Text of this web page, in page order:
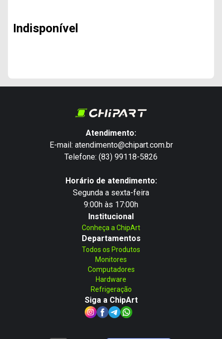
Indisponível
Atendimento:
E-mail: atendimento@chipart.com.br
Telefone: (83) 99118-5826
Horário de atendimento:
Segunda a sexta-feira
9:00h às 17:00h
Institucional
Conheça a ChipArt
Departamentos
Todos os Produtos
Monitores
Computadores
Hardware
Refrigeração
Siga a ChipArt